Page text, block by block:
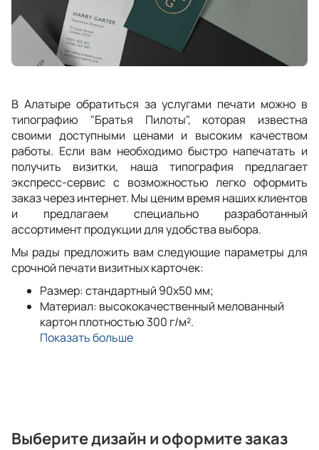
В Алатыре обратиться за услугами печати можно в
типографию "Братья Пилоты", которая известна
своими доступными ценами и высоким качеством
работы. Если вам необходимо быстро напечатать и
получить визитки, наша типография предлагает
экспресс-сервис с возможностью легко оформить
заказ через интернет. Мы ценим время наших клиентов
и предлагаем специально разработанный
ассортимент продукции для удобства выбора.
Мы рады предложить вам следующие параметры для
срочной печати визитных карточек:
Размер: стандартный 90x50 мм;
Материал: высококачественный мелованный
картон плотностью 300 г/м².
Показать больше
Выберите дизайн и оформите заказ